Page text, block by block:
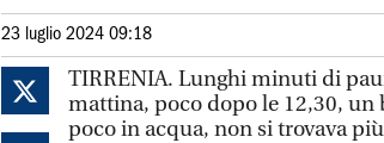
23 luglio 2024 09:18
TIRRENIA. Lunghi minuti di
mattina, poco dopo le 12,30,
poco in acqua, non si trovava